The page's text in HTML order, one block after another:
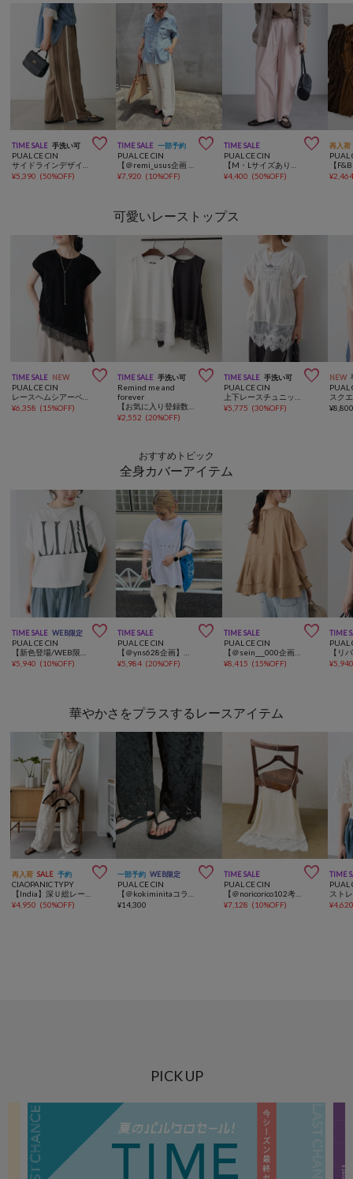
TIME SALE 手洗い可 
PUAL CE CIN
¥5,390 (50%OFF)
TIME SALE 一部予約 
PUAL CE CIN
¥7,920 (10%OFF)
TIME SALE 
PUAL CE CIN
¥4,400 (50%OFF)
再入荷
PUAL
¥
可愛いレーストップス
TIME SALE NEW 
PUAL CE CIN
レースヘムシアーベロアTシャツ
¥6,358 (15%OFF)
TIME SALE 手洗い可 
Remind me and
forever
【お気に入り登録数1万突破！】【プチプラ/即着映え！】裾レースノースリプルオーバー
¥2,552 (20%OFF)
TIME SALE 手洗い可 
PUAL CE CIN
上下レースチュニックキャミソール
¥5,775 (30%OFF)
NEW
PUAL
¥
おすすめトピック
全身カバーアイテム
TIME SALE WEB限定 
PUAL CE CIN
¥5,940 (10%OFF)
TIME SALE 
PUAL CE CIN
¥5,984 (20%OFF)
TIME SALE 
PUAL CE CIN
【＠sein___000企画/リバイバル/新色】ラミー2枚重ねペプラムブラウス
¥8,415 (15%OFF)
TIME
PUAL
¥
華やかさをプラスするレースアイテム
再入荷 SALE 予約 
CIAOPANIC TYPY
¥4,950 (50%OFF)
一部予約 WEB限定 
PUAL CE CIN
¥14,300
TIME SALE 
PUAL CE CIN
【＠noricorico102考案】サテン×レース レイヤードキャミソール
¥7,128 (10%OFF)
TIME
PUAL
¥
PICK UP